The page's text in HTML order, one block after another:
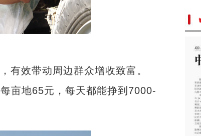
效带动周边群众增收致富。
亩地65元，每天都能挣到7000-